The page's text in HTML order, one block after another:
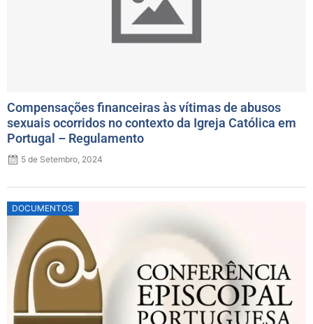
Compensações financeiras às vítimas de abusos
sexuais ocorridos no contexto da Igreja Católica em
Portugal – Regulamento
5 de Setembro, 2024
DOCUMENTOS
Posted